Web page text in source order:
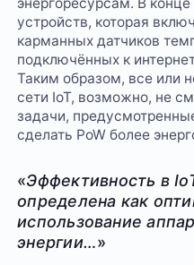
энергоресурсам. В
устройств, которая
карманных датчиков
подключённых к
Таким образом, все или
сети IoT, возможно, не
задачи,
сделать PoW более
«Эффективность в
определена как
использование
энергии…»